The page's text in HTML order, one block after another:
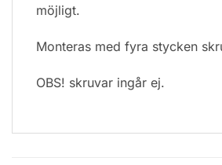
möjligt.
Monteras med fyra stycken
OBS! skruvar ingår ej.